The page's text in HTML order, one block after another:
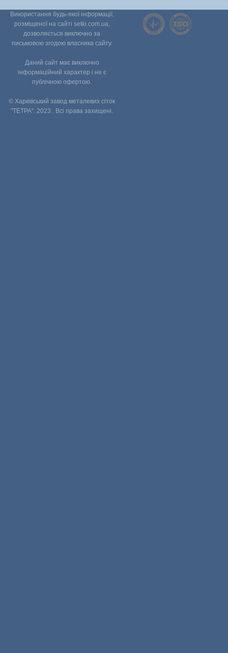
Використання будь-якої інформації,
розміщеної на сайті setki.com.ua,
дозволяється виключно за
письмовою згодою власника сайту.
Даний сайт має виключно
інформаційний характер і не є
публічною офертою.
© Харківський завод металевих сіток
"ТЕТРА". 2023 . Всі права захищені.